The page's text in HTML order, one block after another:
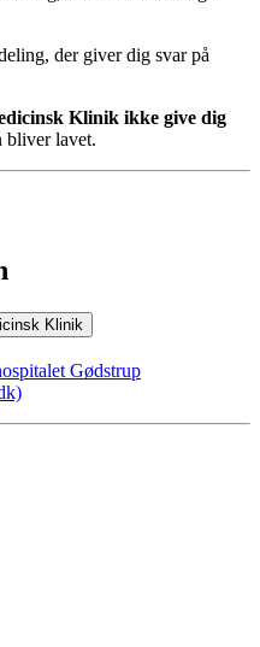
der giver dig svar på
Klinik ikke give dig
bliver lavet.
Klinik
Gødstrup